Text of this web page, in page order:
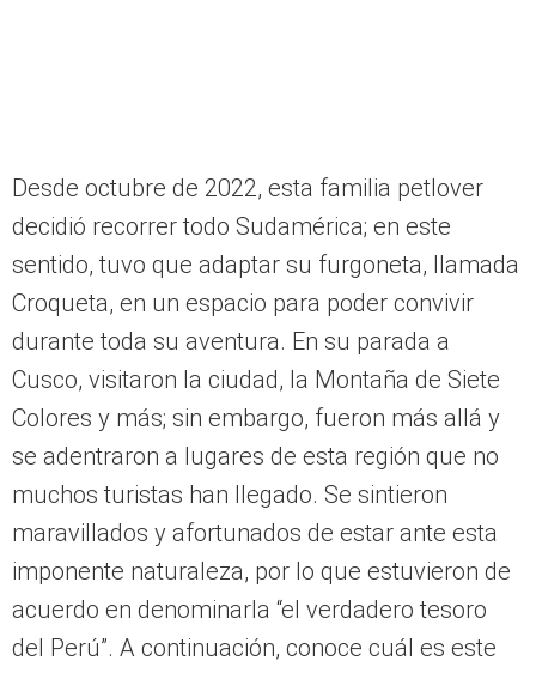
Desde octubre de 2022, esta familia petlover
decidió recorrer todo Sudamérica; en este
sentido, tuvo que adaptar su furgoneta, llamada
Croqueta, en un espacio para poder convivir
durante toda su aventura. En su parada a